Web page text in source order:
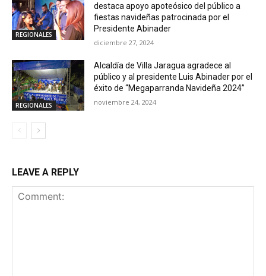
REGIONALES
destaca apoyo apoteósico del público a
fiestas navideñas patrocinada por el
Presidente Abinader
diciembre 27, 2024
REGIONALES
Alcaldía de Villa Jaragua agradece al
público y al presidente Luis Abinader por el
éxito de “Megaparranda Navideña 2024”
noviembre 24, 2024
LEAVE A REPLY